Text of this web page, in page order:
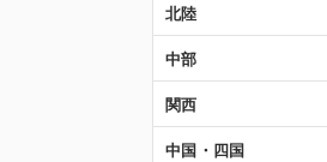
北陸
中部
関西
中国・四国